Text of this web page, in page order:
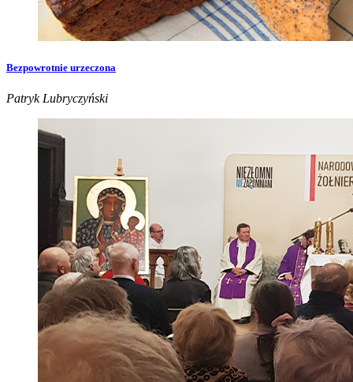
Bezpowrotnie urzeczona
Patryk Lubryczyński